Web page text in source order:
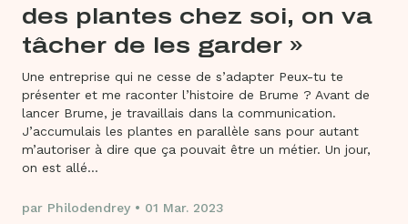
des plantes chez soi, on va
tâcher de les garder »
Une entreprise qui ne cesse de s’adapter Peux-tu te
présenter et me raconter l’histoire de Brume ? Avant de
lancer Brume, je travaillais dans la communication.
J’accumulais les plantes en parallèle sans pour autant
m’autoriser à dire que ça pouvait être un métier. Un jour,
on est allé...
par Philodendrey • 01 Mar. 2023